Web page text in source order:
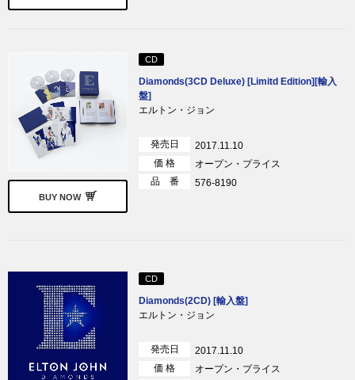
BUY NOW
CD
Diamonds(3CD Deluxe) [Limitd Edition][輸入
盤]
エルトン・ジョン
発売日
2017.11.10
価 格
オープン・プライス
品 番
576-8190
CD
Diamonds(2CD) [輸入盤]
エルトン・ジョン
発売日
2017.11.10
価 格
オープン・プライス